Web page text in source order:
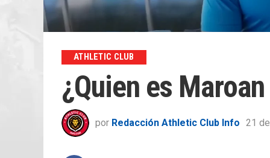
ATHLETIC CLUB
¿Quien es
por Redacción Athletic Club Info 21